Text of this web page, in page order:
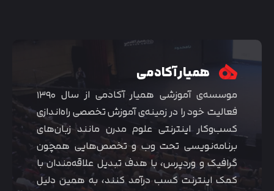
همیار آکادمی
موسسه‌ی آموزشی همیار آکادمی از سال ۱۳۹۰
فعالیت خود را در زمینه‌ی آموزش تخصصی راه‌اندازی
کسب‌و‌کار اینترنتی علوم مدرن مانند زبان‌های
برنامه‌نویسی تحت وب و تخصص‌هایی همچون
گرافیک و وردپرس، با هدف تبدیل علاقه‌مندان با
کمک اینترنت کسب درآمد کنند، به همین دلیل
متوجه شدم